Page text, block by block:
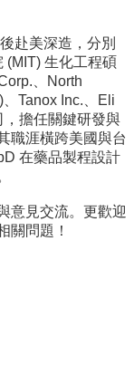
赴美深造，分別
(MIT) 生化工程碩
、North
Tanox Inc.、Eli
，擔任關鍵研發與
職涯橫跨美國與台
在藥品製程設計
意見交流。更歡迎
關問題！